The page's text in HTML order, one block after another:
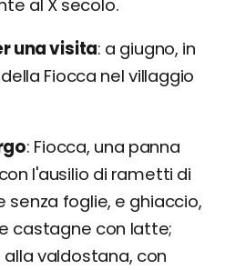
al X secolo.
una visita a giugno, in
Fiocca nel villaggio
Fiocca, una panna
l'ausilio di rametti di
senza foglie, e ghiaccio,
castagne con latte;
valdostana, con